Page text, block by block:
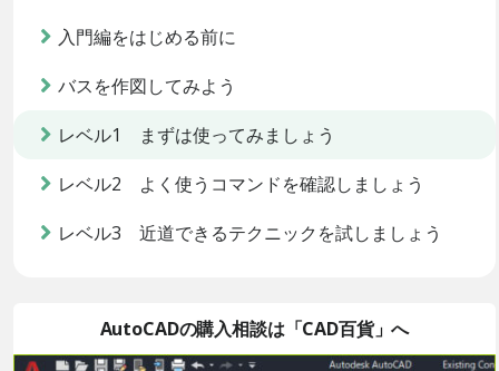
入門編をはじめる前に
バスを作図してみよう
レベル1 まずは使ってみましょう
レベル2 よく使うコマンドを確認しましょう
レベル3 近道できるテクニックを試しましょう
AutoCADの購入相談は「CAD百貨」へ